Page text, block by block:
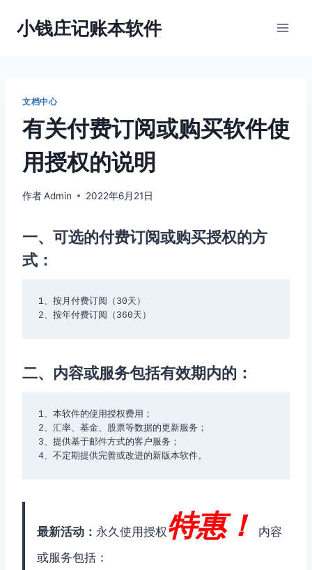
小钱庄记账本软件
文档中心
有关付费订阅或购买软件使
用授权的说明
作者Admin 2022年6月21日
一、可选的付费订阅或购买授权的方
式：
1、按月付费订阅（30天）
2、按年付费订阅（360天）
二、内容或服务包括有效期内的：
1、本软件的使用授权费用；
2、汇率、基金、股票等数据的更新服务；
3、提供基于邮件方式的客户服务；
4、不定期提供完善或改进的新版本软件。
最新活动： 永久使用授权 特惠！
内容
或服务包括：